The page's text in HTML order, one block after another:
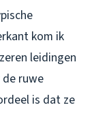
kom ik
leidingen
ruwe
is dat ze